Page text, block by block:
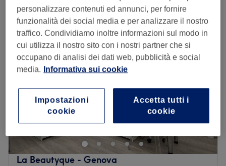
laminazione sopracciglia vicino Rivarolo Ligure, Genova
La Beautyque - Genova
personalizzare contenuti ed annunci, per fornire
funzionalità dei social media e per analizzare il nostro
traffico. Condividiamo inoltre informazioni sul modo in
cui utilizza il nostro sito con i nostri partner che si
occupano di analisi dei dati web, pubblicità e social
media. Informativa sui cookie
Accetta tutti i
cookie
Impostazioni
cookie